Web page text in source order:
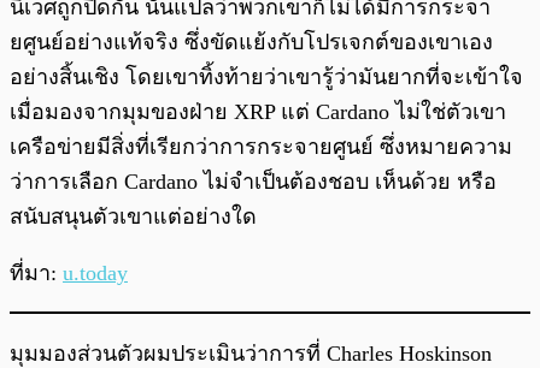
นิเวศถูกปิดกั้น นั่นแปลว่าพวกเขาก็ไม่ได้มีการกระจา
ยศูนย์อย่างแท้จริง ซึ่งขัดแย้งกับโปรเจกต์ของเขาเอง
อย่างสิ้นเชิง โดยเขาทิ้งท้ายว่าเขารู้ว่ามันยากที่จะเข้าใจ
เมื่อมองจากมุมของฝ่าย XRP แต่ Cardano ไม่ใช่ตัวเขา
เครือข่ายมีสิ่งที่เรียกว่าการกระจายศูนย์ ซึ่งหมายความ
ว่าการเลือก Cardano ไม่จำเป็นต้องชอบ เห็นด้วย หรือ
สนับสนุนตัวเขาแต่อย่างใด
ที่มา: u.today
มุมมองส่วนตัวผมประเมินว่าการที่ Charles Hoskinson